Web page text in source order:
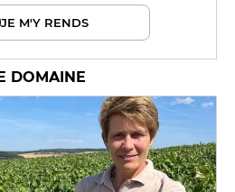
JE M'Y RENDS
DOMAINE